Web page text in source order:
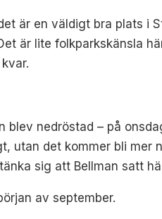
är en väldigt bra plats i
är lite folkparkskänsla
blev nedröstad – på
utan det kommer bli mer
sig att Bellman satt
av september.